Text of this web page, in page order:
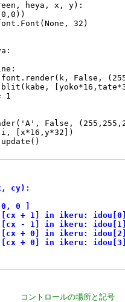
heya, x, y):
32)
False,
1
False,
[x*16,y*32])
cy):
0 ]
+ 1] in ikeru:
- 1] in ikeru:
+ 0] in ikeru:
+ 0] in ikeru:
ントロールの場所と記号